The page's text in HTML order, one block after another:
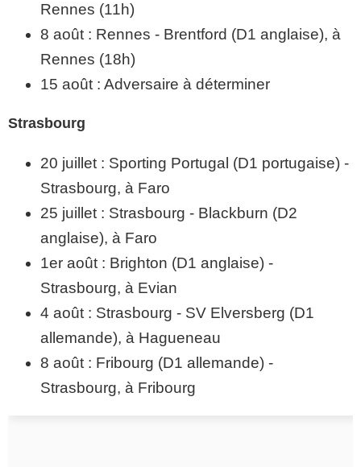
Rennes (11h)
8 août : Rennes - Brentford (D1 anglaise), à
Rennes (18h)
15 août : Adversaire à déterminer
Strasbourg
20 juillet : Sporting Portugal (D1 portugaise) -
Strasbourg, à Faro
25 juillet : Strasbourg - Blackburn (D2
anglaise), à Faro
1er août : Brighton (D1 anglaise) -
Strasbourg, à Evian
4 août : Strasbourg - SV Elversberg (D1
allemande), à Hagueneau
8 août : Fribourg (D1 allemande) -
Strasbourg, à Fribourg